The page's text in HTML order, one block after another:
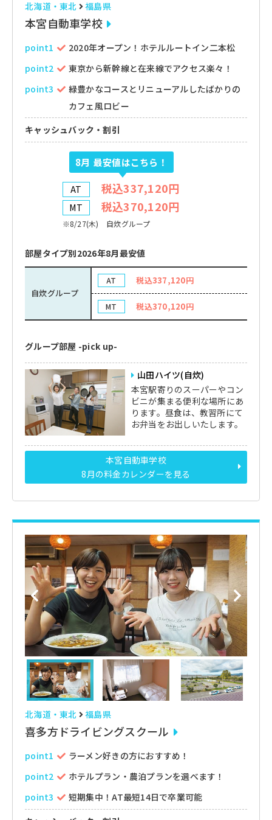
北海道・東北 福島県
本宮自動車学校
point1
2020年オープン！ホテルルートイン二本松
point2
東京から新幹線と在来線でアクセス楽々！
point3
緑豊かなコースとリニューアルしたばかりの
カフェ風ロビー
キャッシュバック・割引
8月 最安値はこちら！
AT 税込337,120円
MT 税込370,120円
※8/27(木) 自炊グループ
部屋タイプ別2026年8月最安値
自炊グループ
AT 税込337,120円
MT 税込370,120円
グループ部屋 -pick up-
山田ハイツ(自炊)
本宮駅寄りのスーパーやコン
ビニが集まる便利な場所にあ
ります。昼食は、教習所にて
お弁当をお出しいたします。
本宮自動車学校
8月の料金カレンダーを見る
北海道・東北 福島県
喜多方ドライビングスクール
point1
ラーメン好きの方におすすめ！
point2
ホテルプラン・農泊プランを選べます！
point3
短期集中！AT最短14日で卒業可能